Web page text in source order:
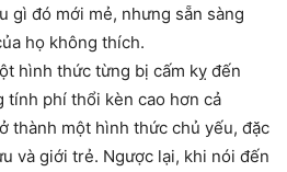
gì đó mới mẻ, nhưng sẵn sàng
họ không thích.
hình thức từng bị cấm kỵ đến
tính phí thổi kèn cao hơn cả
thành một hình thức chủ yếu, đặc
và giới trẻ. Ngược lại, khi nói đến